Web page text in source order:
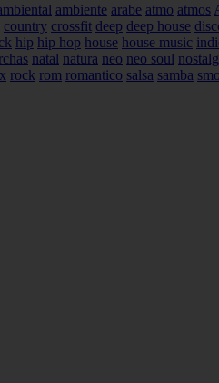
ambiente arabe atmo atmos
country crossfit deep deep house
hip hip hop house house music
natal natura neo neo soul
rock rom romantico salsa samba